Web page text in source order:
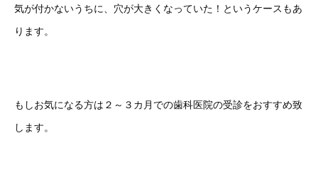
気が付かないうちに、穴が大きくなっていた！というケースもあ
ります。
もしお気になる方は２～３カ月での歯科医院の受診をおすすめ致
します。